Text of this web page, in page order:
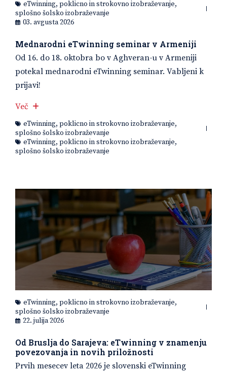
eTwinning, poklicno in strokovno izobraževanje,
splošno šolsko izobraževanje
03. avgusta 2026
Mednarodni eTwinning seminar v Armeniji
Od 16. do 18. oktobra bo v Aghveran-u v Armeniji
potekal mednarodni eTwinning seminar. Vabljeni k
prijavi!
Več
eTwinning, poklicno in strokovno izobraževanje,
splošno šolsko izobraževanje
eTwinning, poklicno in strokovno izobraževanje,
splošno šolsko izobraževanje
eTwinning, poklicno in strokovno izobraževanje,
splošno šolsko izobraževanje
22. julija 2026
Od Bruslja do Sarajeva: eTwinning v znamenju
povezovanja in novih priložnosti
Prvih mesecev leta 2026 je slovenski eTwinning